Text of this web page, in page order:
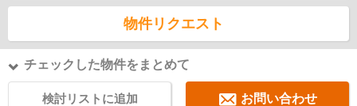
物件リクエスト
チェックした物件をまとめて
検討リストに追加 お問い合わせ